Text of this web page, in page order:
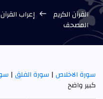
القرآن الكريم إعراب القرآن
المصحف
سورة الاخلاص| سورة الفلق|
كبير واضح